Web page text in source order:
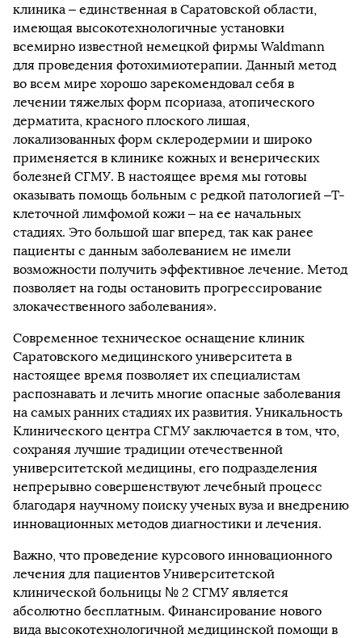
клиника – единственная в Саратовской области,
имеющая высокотехнологичные установки
всемирно известной немецкой фирмы Waldmann
для проведения фотохимиотерапии. Данный метод
во всем мире хорошо зарекомендовал себя в
лечении тяжелых форм псориаза, атопического
дерматита, красного плоского лишая,
локализованных форм склеродермии и широко
применяется в клинике кожных и венерических
болезней СГМУ. В настоящее время мы готовы
оказывать помощь больным с редкой патологией –Т-
клеточной лимфомой кожи – на ее начальных
стадиях. Это большой шаг вперед, так как ранее
пациенты с данным заболеванием не имели
возможности получить эффективное лечение. Метод
позволяет на годы остановить прогрессирование
злокачественного заболевания».
Современное техническое оснащение клиник
Саратовского медицинского университета в
настоящее время позволяет их специалистам
распознавать и лечить многие опасные заболевания
на самых ранних стадиях их развития. Уникальность
Клинического центра СГМУ заключается в том, что,
сохраняя лучшие традиции отечественной
университетской медицины, его подразделения
непрерывно совершенствуют лечебный процесс
благодаря научному поиску ученых вуза и внедрению
инновационных методов диагностики и лечения.
Важно, что проведение курсового инновационного
лечения для пациентов Университетской
клинической больницы № 2 СГМУ является
абсолютно бесплатным. Финансирование нового
вида высокотехнологичной медицинской помощи в